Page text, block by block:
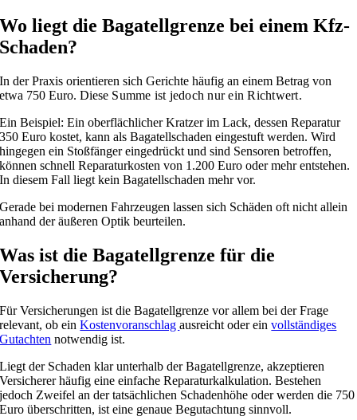
Wo liegt die Bagatellgrenze bei einem Kfz-
Schaden?
In der Praxis orientieren sich Gerichte häufig an einem Betrag von
etwa 750 Euro. Diese Summe ist jedoch nur ein Richtwert.
Ein Beispiel: Ein oberflächlicher Kratzer im Lack, dessen Reparatur
350 Euro kostet, kann als Bagatellschaden eingestuft werden. Wird
hingegen ein Stoßfänger eingedrückt und sind Sensoren betroffen,
können schnell Reparaturkosten von 1.200 Euro oder mehr entstehen.
In diesem Fall liegt kein Bagatellschaden mehr vor.
Gerade bei modernen Fahrzeugen lassen sich Schäden oft nicht allein
anhand der äußeren Optik beurteilen.
Was ist die Bagatellgrenze für die
Versicherung?
Für Versicherungen ist die Bagatellgrenze vor allem bei der Frage
relevant, ob einKostenvoranschlagausreicht oder einvollständiges
Gutachten notwendig ist.
Liegt der Schaden klar unterhalb der Bagatellgrenze, akzeptieren
Versicherer häufig eine einfache Reparaturkalkulation. Bestehen
jedoch Zweifel an der tatsächlichen Schadenhöhe oder werden die 750
Euro überschritten, ist eine genaue Begutachtung sinnvoll.